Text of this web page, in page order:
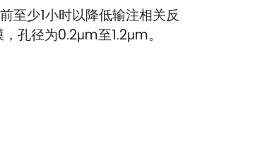
至少1小时以降低输注相关反
孔径为0.2μm至1.2μm。